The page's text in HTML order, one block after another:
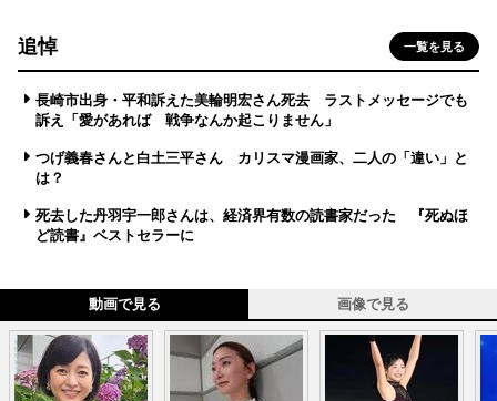
追悼 一覧を見る
長崎市出身・平和訴えた美輪明宏さん死去 ラストメッセージでも
訴え「愛があれば 戦争なんか起こりません」
つげ義春さんと白土三平さん カリスマ漫画家、二人の「違い」と
は？
死去した丹羽宇一郎さんは、経済界有数の読書家だった 『死ぬほ
ど読書』ベストセラーに
動画で見る 画像で見る